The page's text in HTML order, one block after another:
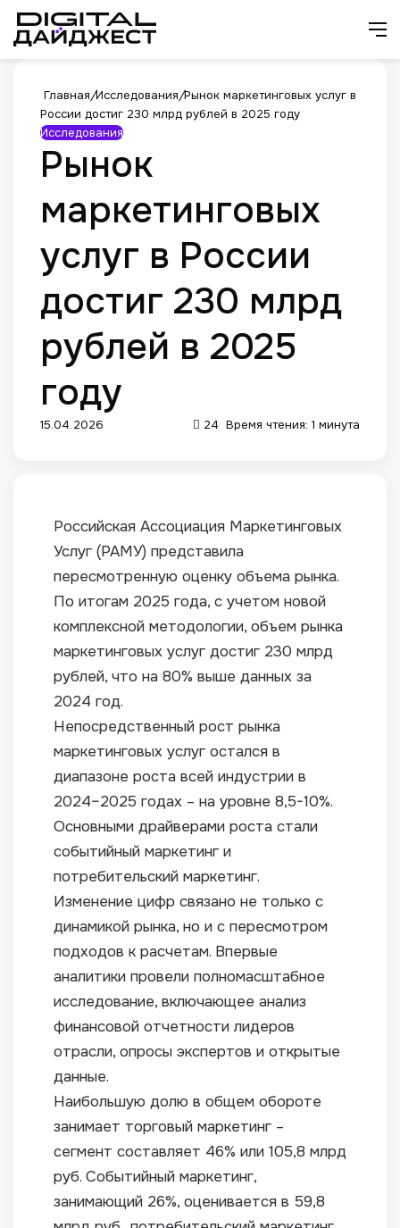
Главная/Исследования/Рынок маркетинговых услуг в
России достиг 230 млрд рублей в 2025 году
Исследования
Рынок
маркетинговых
услуг в России
достиг 230 млрд
рублей в 2025
году
15.04.2026 24 Время чтения: 1 минута
Российская Ассоциация Маркетинговых
Услуг (РАМУ) представила
пересмотренную оценку объема рынка.
По итогам 2025 года, с учетом новой
комплексной методологии, объем рынка
маркетинговых услуг достиг 230 млрд
рублей, что на 80% выше данных за
2024 год.
Непосредственный рост рынка
маркетинговых услуг остался в
диапазоне роста всей индустрии в
2024–2025 годах – на уровне 8,5-10%.
Основными драйверами роста стали
событийный маркетинг и
потребительский маркетинг.
Изменение цифр связано не только с
динамикой рынка, но и с пересмотром
подходов к расчетам. Впервые
аналитики провели полномасштабное
исследование, включающее анализ
финансовой отчетности лидеров
отрасли, опросы экспертов и открытые
данные.
Наибольшую долю в общем обороте
занимает торговый маркетинг –
сегмент составляет 46% или 105,8 млрд
руб. Событийный маркетинг,
занимающий 26%, оценивается в 59,8